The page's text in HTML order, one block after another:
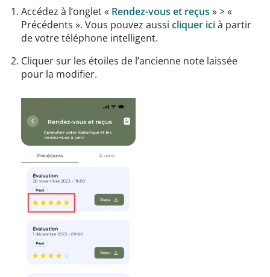
Accédez à l’onglet « Rendez-vous et reçus » > «
Précédents ». Vous pouvez aussi cliquer icià partir
de votre téléphone intelligent.
Cliquer sur les étoiles de l’ancienne note laissée
pour la modifier.